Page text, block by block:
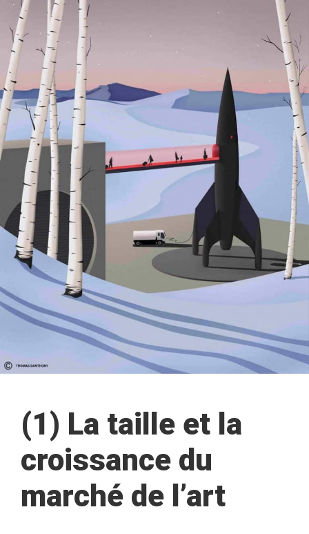
(1) La taille et la
croissance du
marché de l’art